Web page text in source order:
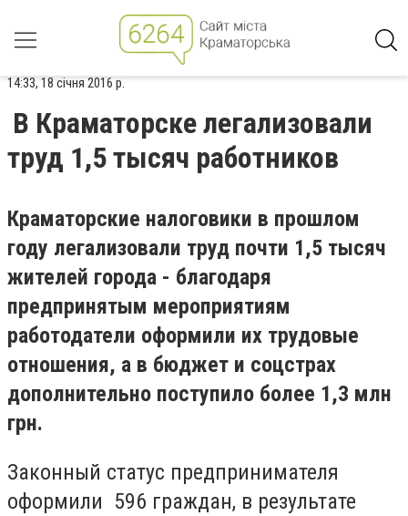
14:33, 18 січня 2016 р.
В Краматорске легализовали
труд 1,5 тысяч работников
Краматорские налоговики в прошлом
году легализовали труд почти 1,5 тысяч
жителей города - благодаря
предпринятым мероприятиям
работодатели оформили их трудовые
отношения, а в бюджет и соцстрах
дополнительно поступило более 1,3 млн
грн.
Законный статус предпринимателя
оформили 596 граждан, в результате